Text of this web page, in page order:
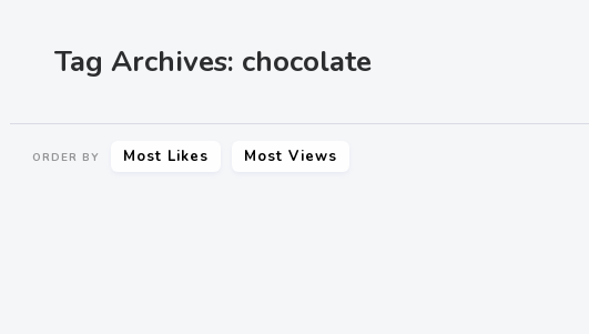
Tag Archives: chocolate
ORDER BY Most Likes Most Views